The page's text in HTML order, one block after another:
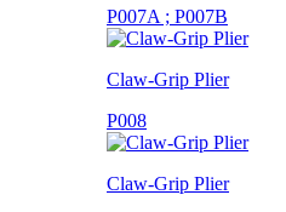
P007A ; P007B
Claw-Grip Plier
P008
Claw-Grip Plier